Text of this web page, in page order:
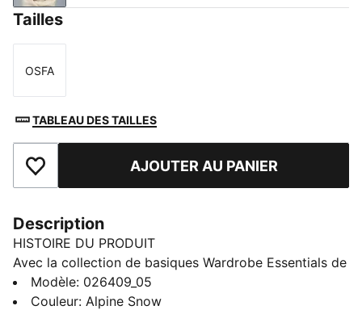
Tailles
Taille
OSFA
TABLEAU DES TAILLES
Ajouter aux favorisAJOUTER AU PANIER
Description
HISTOIRE DU PRODUIT
Avec la collection de basiques Wardrobe Essentials de
PUMA, c’est plus facile de démarrer la journée du bon
pied. Cette ligne regorge d’incontournables pour les
Modèle: 026409_05
Couleur: Alpine Snow